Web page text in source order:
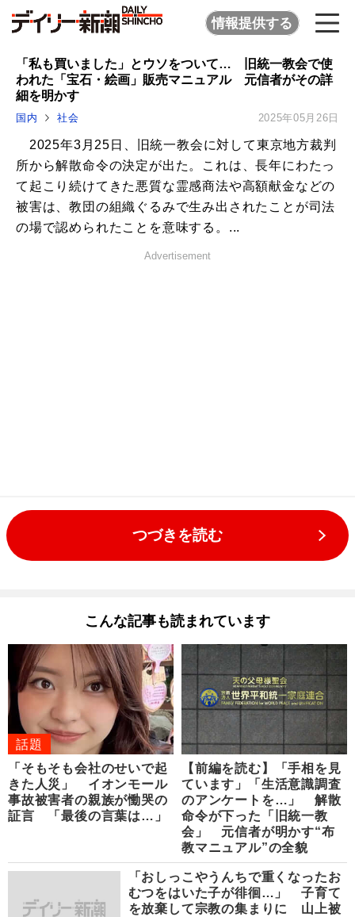
情報提供する
「私も買いました」とウソをついて… 旧統一教会で使
われた「宝石・絵画」販売マニュアル 元信者がその詳
細を明かす
国内 社会 2025年05月26日
2025年3月25日、旧統一教会に対して東京地方裁判
所から解散命令の決定が出た。これは、長年にわたっ
て起こり続けてきた悪質な霊感商法や高額献金などの
被害は、教団の組織ぐるみで生み出されたことが司法
の場で認められたことを意味する。...
Advertisement
つづきを読む
こんな記事も読まれています
話題
「そもそも会社のせいで起
きた人災」 イオンモール
事故被害者の親族が慟哭の
証言 「最後の言葉は…」
【前編を読む】「手相を見
ています」「生活意識調査
のアンケートを…」 解散
命令が下った「旧統一教
会」 元信者が明かす“布
教マニュアル”の全貌
「おしっこやうんちで重くなったお
むつをはいた子が徘徊…」 子育て
を放棄して宗教の集まりに 山上被